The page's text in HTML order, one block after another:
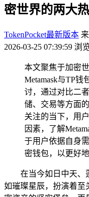
密世界的两大
TokenPocket最新版本
2026-03-25 07:39:59 浏
本文聚焦于加密
Metamask与TP
讨，通过对比二
储、交易等方面
关注的当下，用
因素，了解
于用户依据自身
密钱包，以更好
在当今如日中天、
如璀璨星辰，扮演着至